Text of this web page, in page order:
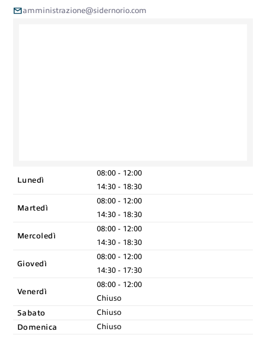
mailamministrazione@sidernorio.com
premium bootstrap themes
Lunedì
08:00 - 12:00
14:30 - 18:30
Martedì
08:00 - 12:00
14:30 - 18:30
Mercoledì
08:00 - 12:00
14:30 - 18:30
Giovedì
08:00 - 12:00
14:30 - 17:30
Venerdì
08:00 - 12:00
Chiuso
Sabato Chiuso
Domenica Chiuso